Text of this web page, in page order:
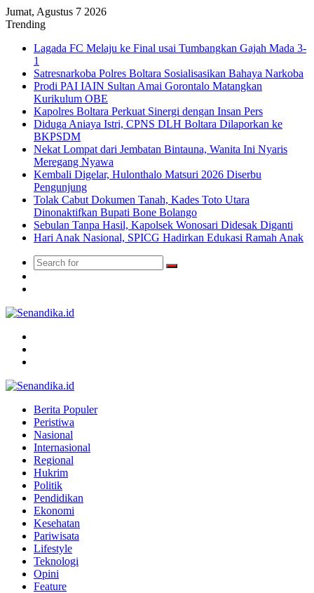
Jumat, Agustus 7 2026
Trending
Lagada FC Melaju ke Final usai Tumbangkan Gajah Mada 3-
1
Satresnarkoba Polres Boltara Sosialisasikan Bahaya Narkoba
Prodi PAI IAIN Sultan Amai Gorontalo Matangkan
Kurikulum OBE
Kapolres Boltara Perkuat Sinergi dengan Insan Pers
Diduga Aniaya Istri, CPNS DLH Boltara Dilaporkan ke
BKPSDM
Nekat Lompat dari Jembatan Bintauna, Wanita Ini Nyaris
Meregang Nyawa
Kembali Digelar, Hulonthalo Matsuri 2026 Diserbu
Pengunjung
Tolak Cabut Dokumen Tanah, Kades Toto Utara
Dinonaktifkan Bupati Bone Bolango
Sebulan Tanpa Hasil, Kapolsek Wonosari Didesak Diganti
Hari Anak Nasional, SPICG Hadirkan Edukasi Ramah Anak
Search
Berita Populer
Peristiwa
Nasional
Internasional
Regional
Hukrim
Politik
Pendidikan
Ekonomi
Kesehatan
Pariwisata
Lifestyle
Teknologi
Opini
Feature